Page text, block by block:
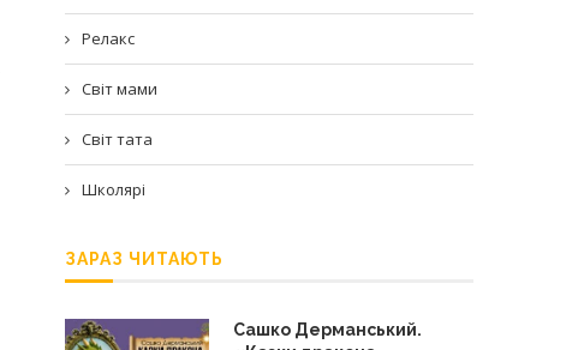
Релакс
Світ мами
Світ тата
Школярі
ЗАРАЗ ЧИТАЮТЬ
Сашко Дерманський.